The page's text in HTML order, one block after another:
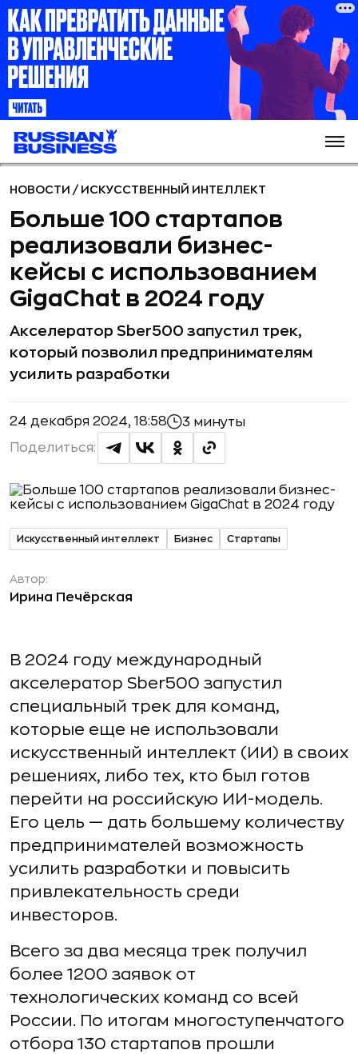
НОВОСТИ / ИСКУССТВЕННЫЙ ИНТЕЛЛЕКТ
Больше 100 стартапов
реализовали бизнес-
кейсы с использованием
GigaChat в 2024 году
Акселератор Sber500 запустил трек,
который позволил предпринимателям
усилить разработки
24 декабря 2024, 18:58 3 минуты
Поделиться:
Искусственный интеллект Бизнес Стартапы
Автор:
Ирина Печёрская
В 2024 году международный
акселератор Sber500 запустил
специальный трек для команд,
которые еще не использовали
искусственный интеллект (ИИ) в своих
решениях, либо тех, кто был готов
перейти на российскую ИИ-модель.
Его цель — дать большему количеству
предпринимателей возможность
усилить разработки и повысить
привлекательность среди
инвесторов.
Всего за два месяца трек получил
более 1200 заявок от
технологических команд со всей
России. По итогам многоступенчатого
отбора 130 стартапов прошли